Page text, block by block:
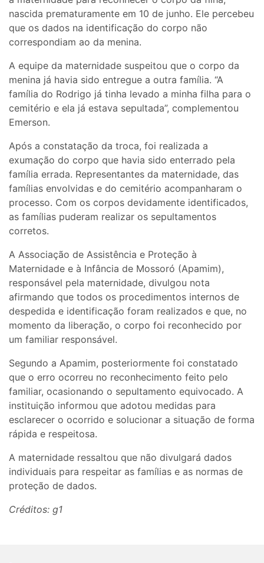
nascida prematuramente em 10 de junho. Ele percebeu
que os dados na identificação do corpo não
correspondiam ao da menina.
A equipe da maternidade suspeitou que o corpo da
menina já havia sido entregue a outra família. “A
família do Rodrigo já tinha levado a minha filha para o
cemitério e ela já estava sepultada”, complementou
Emerson.
Após a constatação da troca, foi realizada a
exumação do corpo que havia sido enterrado pela
família errada. Representantes da maternidade, das
famílias envolvidas e do cemitério acompanharam o
processo. Com os corpos devidamente identificados,
as famílias puderam realizar os sepultamentos
corretos.
A Associação de Assistência e Proteção à
Maternidade e à Infância de Mossoró (Apamim),
responsável pela maternidade, divulgou nota
afirmando que todos os procedimentos internos de
despedida e identificação foram realizados e que, no
momento da liberação, o corpo foi reconhecido por
um familiar responsável.
Segundo a Apamim, posteriormente foi constatado
que o erro ocorreu no reconhecimento feito pelo
familiar, ocasionando o sepultamento equivocado. A
instituição informou que adotou medidas para
esclarecer o ocorrido e solucionar a situação de forma
rápida e respeitosa.
A maternidade ressaltou que não divulgará dados
individuais para respeitar as famílias e as normas de
proteção de dados.
Créditos: g1